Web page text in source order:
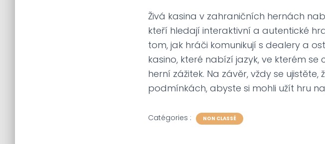
Živá kasina v zahraničních hernách
kteří hledají interaktivní a autentické
tom, jak hráči komunikují s dealery a
kasino, které nabízí jazyk, ve kterém
herní zážitek. Na závěr, vždy se
podmínkách, abyste si mohli užít hru
Catégories : NON CLASSÉ